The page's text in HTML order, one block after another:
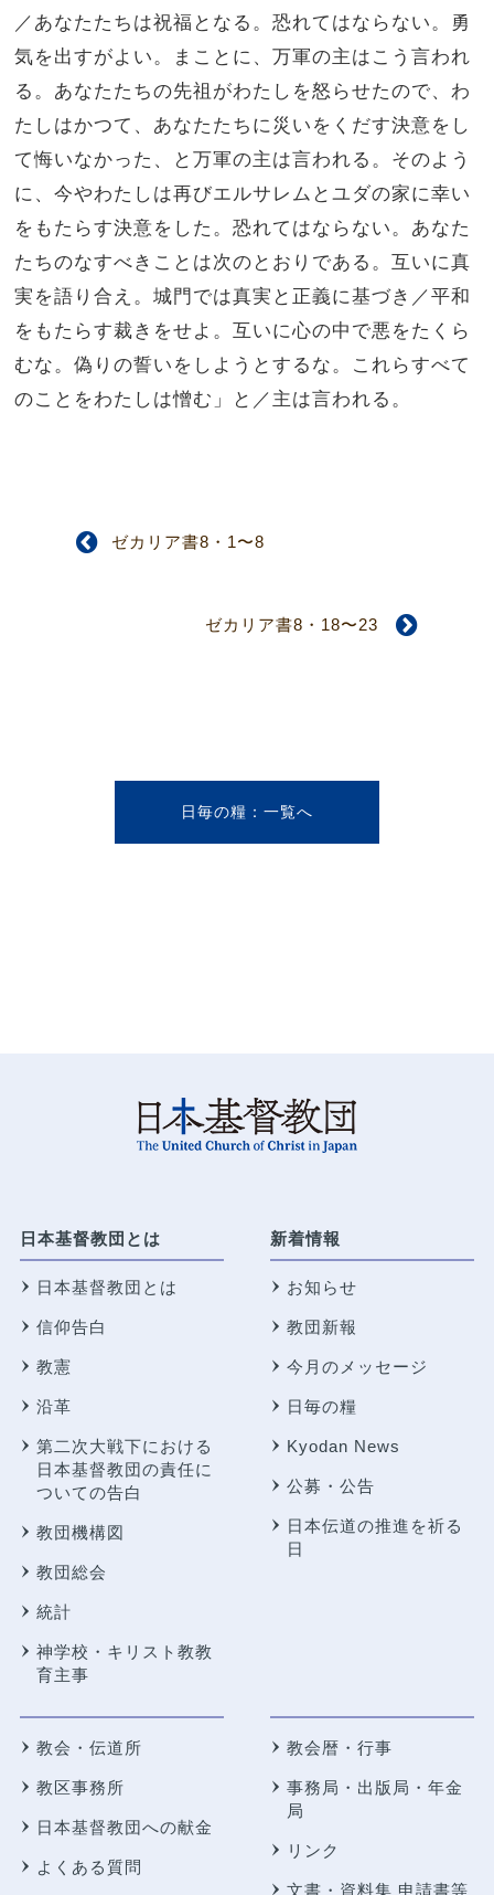
／あなたたちは祝福となる。恐れてはならない。勇
気を出すがよい。まことに、万軍の主はこう言われ
る。あなたたちの先祖がわたしを怒らせたので、わ
たしはかつて、あなたたちに災いをくだす決意をし
て悔いなかった、と万軍の主は言われる。そのよう
に、今やわたしは再びエルサレムとユダの家に幸い
をもたらす決意をした。恐れてはならない。あなた
たちのなすべきことは次のとおりである。互いに真
実を語り合え。城門では真実と正義に基づき／平和
をもたらす裁きをせよ。互いに心の中で悪をたくら
むな。偽りの誓いをしようとするな。これらすべて
のことをわたしは憎む」と／主は言われる。
ゼカリア書8・1〜8
ゼカリア書8・18〜23
日毎の糧
日本基督教団とは
日本基督教団とは
信仰告白
教憲
沿革
第二次大戦下における
日本基督教団の責任に
ついての告白
教団機構図
教団総会
統計
神学校・キリスト教教
育主事
新着情報
お知らせ
教団新報
今月のメッセージ
日毎の糧
Kyodan News
公募・公告
日本伝道の推進を祈る
日
教会・伝道所
教区事務所
日本基督教団への献金
よくある質問
教会暦・行事
事務局・出版局・年金
局
リンク
文書・資料集 申請書等